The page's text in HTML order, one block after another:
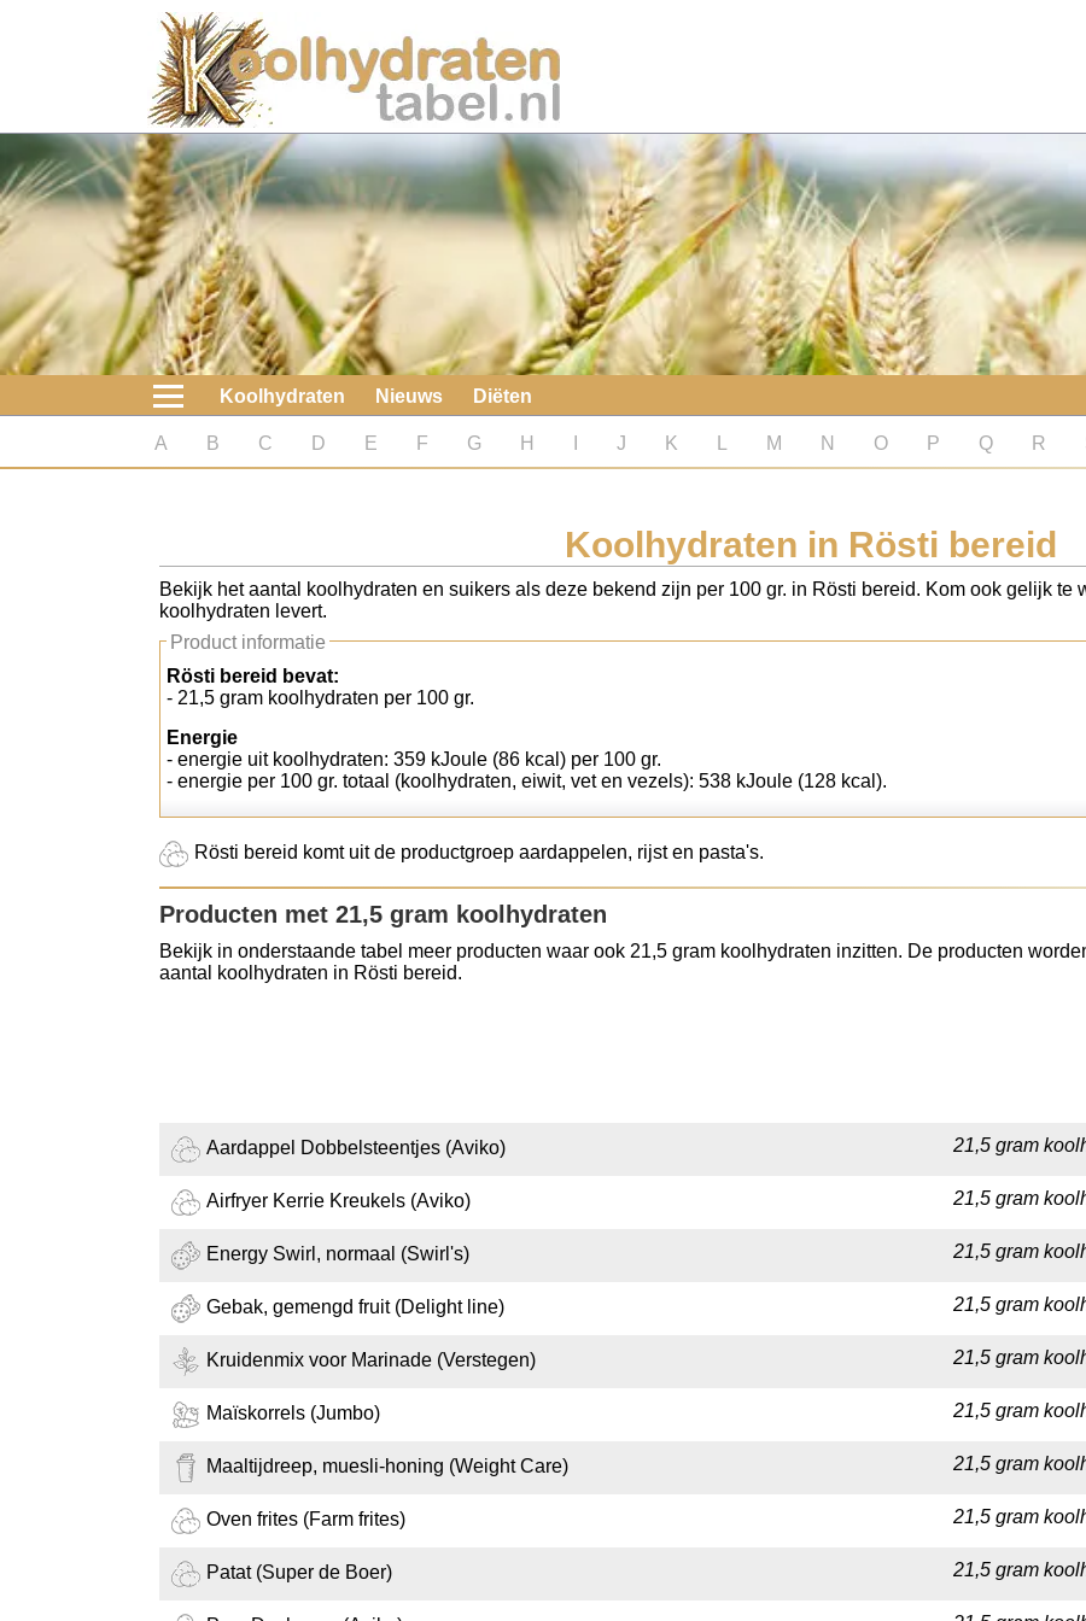
Koolhydraten
Nieuws
Koolhydraatarme diëten
Boeken
koolhydraatarme diëten
Diabetes test
Koolhydraten tellen
Koolhydraten Nieuws Diëten
A B C D E F G H J K M N O P Q R
Koolhydraten in Rösti bereid
Bekijk het aantal koolhydraten en suikers als deze bekend zijn per 100 gr. in Rösti bereid. Kom ook gelijk te
koolhydraten levert.
Product informatie
Rösti bereid bevat:
- 21,5 gram koolhydraten per 100 gr.
Energie
- energie uit koolhydraten: 359 kJoule (86 kcal) per 100 gr.
- energie per 100 gr. totaal (koolhydraten, eiwit, vet en vezels): 538 kJoule (128 kcal).
Rösti bereid komt uit de productgroep aardappelen, rijst en pasta's.
Producten met 21,5 gram koolhydraten
Bekijk in onderstaande tabel meer producten waar ook 21,5 gram koolhydraten inzitten. De producten
aantal koolhydraten in Rösti bereid.
Aardappel Dobbelsteentjes (Aviko) 21,5 gram
Airfryer Kerrie Kreukels (Aviko) 21,5 gram
Energy Swirl, normaal (Swirl's) 21,5 gram
Gebak, gemengd fruit (Delight line) 21,5 gram
Kruidenmix voor Marinade (Verstegen) 21,5 gram
Maïskorrels (Jumbo) 21,5 gram
Maaltijdreep, muesli-honing (Weight Care) 21,5 gram
Oven frites (Farm frites) 21,5 gram
Patat (Super de Boer) 21,5 gram